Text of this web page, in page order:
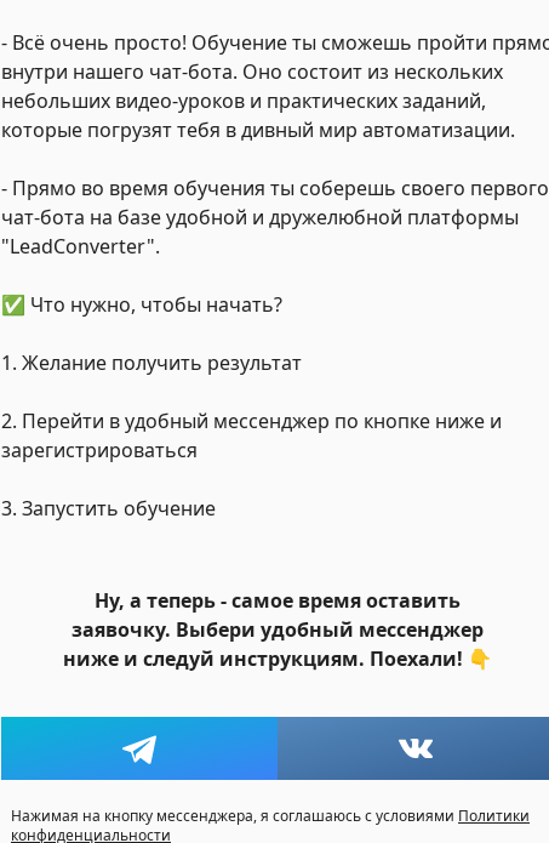
- Всё очень просто! Обучение ты сможешь пройти
внутри нашего чат-бота. Оно состоит из нескольких
небольших видео-уроков и практических заданий,
которые погрузят тебя в дивный мир автоматизации.
- Прямо во время обучения ты соберешь своего первого
чат-бота на базе удобной и дружелюбной платформы
"LeadConverter".
✅ Что нужно, чтобы начать?
1. Желание получить результат
2. Перейти в удобный мессенджер по кнопке ниже и
зарегистрироваться
3. Запустить обучение
Ну, а теперь - самое время оставить
заявочку. Выбери удобный мессенджер
ниже и следуй инструкциям. Поехали! 👇
Нажимая на кнопку мессенджера, я соглашаюсь с условиями Политики
конфиденциальности